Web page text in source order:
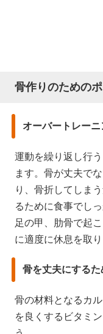
骨作りのためのポ
オーバートレー
運動を繰り返し行
ます。骨が丈夫で
り、骨折してしま
るために食事でし
足の甲、肋骨で起
に適度に休息を取り
骨を丈夫にする
骨の材料となるカ
を良くするビタミ